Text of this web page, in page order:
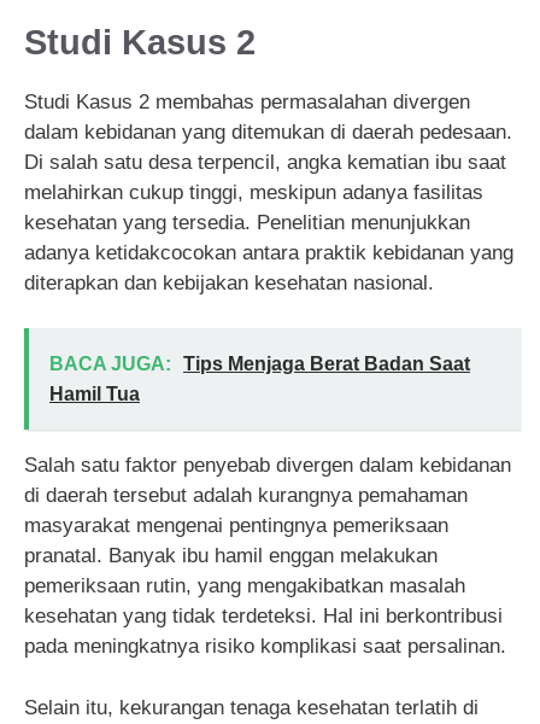
Studi Kasus 2
Studi Kasus 2 membahas permasalahan divergen
dalam kebidanan yang ditemukan di daerah pedesaan.
Di salah satu desa terpencil, angka kematian ibu saat
melahirkan cukup tinggi, meskipun adanya fasilitas
kesehatan yang tersedia. Penelitian menunjukkan
adanya ketidakcocokan antara praktik kebidanan yang
diterapkan dan kebijakan kesehatan nasional.
BACA JUGA:
Tips Menjaga Berat Badan Saat
Hamil Tua
Salah satu faktor penyebab divergen dalam kebidanan
di daerah tersebut adalah kurangnya pemahaman
masyarakat mengenai pentingnya pemeriksaan
pranatal. Banyak ibu hamil enggan melakukan
pemeriksaan rutin, yang mengakibatkan masalah
kesehatan yang tidak terdeteksi. Hal ini berkontribusi
pada meningkatnya risiko komplikasi saat persalinan.
Selain itu, kekurangan tenaga kesehatan terlatih di